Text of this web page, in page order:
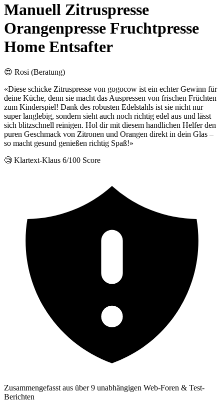
Manuell Zitruspresse
Orangenpresse Fruchtpresse
Home Entsafter
😍 Rosi (Beratung)
«Diese schicke Zitruspresse von gogocow ist ein echter Gewinn für
deine Küche, denn sie macht das Auspressen von frischen Früchten
zum Kinderspiel! Dank des robusten Edelstahls ist sie nicht nur
super langlebig, sondern sieht auch noch richtig edel aus und lässt
sich blitzschnell reinigen. Hol dir mit diesem handlichen Helfer den
puren Geschmack von Zitronen und Orangen direkt in dein Glas –
so macht gesund genießen richtig Spaß!»
🧐 Klartext-Klaus 6/100 Score
Zusammengefasst aus über 9 unabhängigen Web-Foren & Test-
Berichten